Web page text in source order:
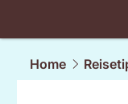
Home